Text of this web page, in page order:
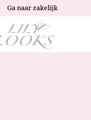
Ga naar zakelijk